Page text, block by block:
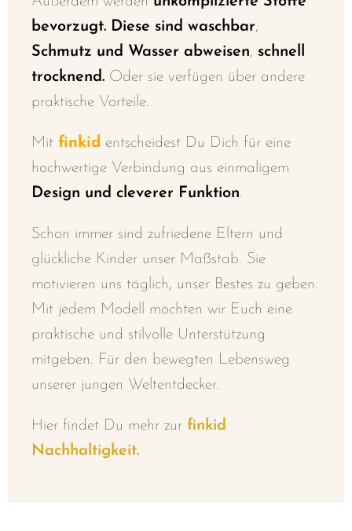
bevorzugt. Diese sind waschbar,
Schmutz und Wasser abweisen, schnell
trocknend. Oder sie verfügen über andere
praktische Vorteile.
Mit finkid entscheidest Du Dich für eine
hochwertige Verbindung aus einmaligem
Design und cleverer Funktion.
Schon immer sind zufriedene Eltern und
glückliche Kinder unser Maßstab. Sie
motivieren uns täglich, unser Bestes zu geben.
Mit jedem Modell möchten wir Euch eine
praktische und stilvolle Unterstützung
mitgeben. Für den bewegten Lebensweg
unserer jungen Weltentdecker.
Hier findet Du mehr zur finkid
Nachhaltigkeit.